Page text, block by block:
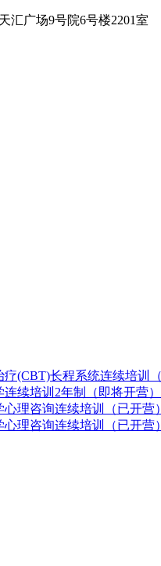
汇广场9号院6号楼2201室
疗(CBT)长程系统连续培训
连续培训2年制（即将开营）
心理咨询连续培训（已开营）
心理咨询连续培训（已开营）